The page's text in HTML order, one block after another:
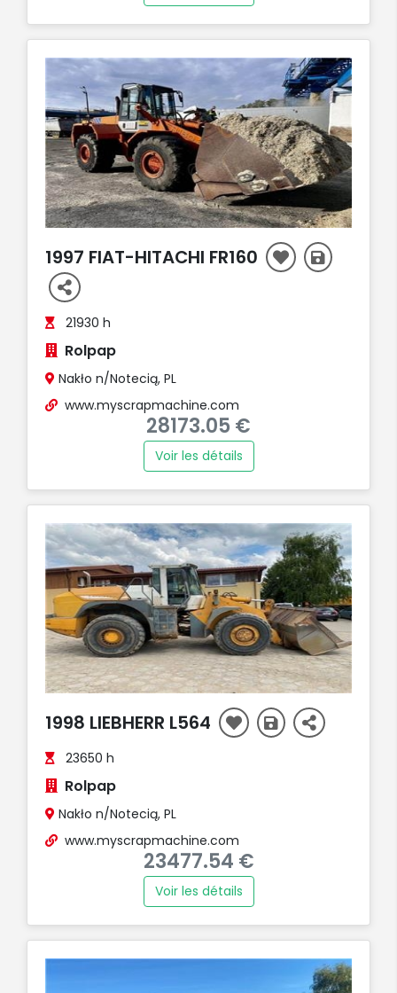
1997 FIAT-HITACHI FR160
21930 h
Rolpap
Nakło n/Notecią, PL
www.myscrapmachine.com
28173.05 €
Voir les détails
1998 LIEBHERR L564
23650 h
Rolpap
Nakło n/Notecią, PL
www.myscrapmachine.com
23477.54 €
Voir les détails